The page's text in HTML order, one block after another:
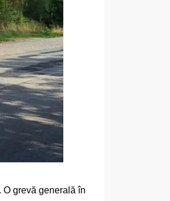
grevă generală în